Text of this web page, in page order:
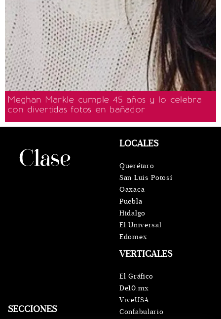
Meghan Markle cumple 45 años y lo celebra
con divertidas fotos en bañador
SECCIONES
VERTICALES
El Gráfico
De10.mx
ViveUSA
Confabulario
LOCALES
Querétaro
San Luis Potosí
Oaxaca
Puebla
Hidalgo
El Universal
Edomex